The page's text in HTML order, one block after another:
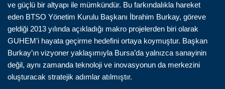
ve güçlü bir altyapı ile mümkündür. Bu farkındalıkla hareket
eden BTSO Yönetim Kurulu Başkanı İbrahim Burkay, göreve
geldiği 2013 yılında açıkladığı makro projelerden biri olarak
GUHEM’i hayata geçirme hedefini ortaya koymuştur. Başkan
Burkay’ın vizyoner yaklaşımıyla Bursa’da yalnızca sanayinin
değil, aynı zamanda teknoloji ve inovasyonun da merkezini
oluşturacak stratejik adımlar atılmıştır.